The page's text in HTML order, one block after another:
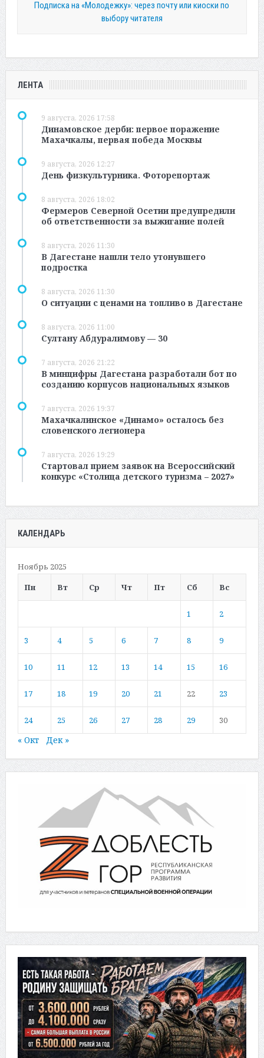
Подписка на «Молодежку»: через почту или киоски по
выбору читателя
ЛЕНТА
9 августа, 2026 17:58
Динамовское дерби: первое поражение
Махачкалы, первая победа Москвы
9 августа, 2026 12:27
День физкультурника. Фоторепортаж
8 августа, 2026 18:02
Фермеров Северной Осетии предупредили
об ответственности за выжигание полей
8 августа, 2026 11:30
В Дагестане нашли тело утонувшего
подростка
8 августа, 2026 11:30
О ситуации с ценами на топливо в Дагестане
8 августа, 2026 11:00
Султану Абдуралимову — 30
7 августа, 2026 21:22
В минцифры Дагестана разработали бот по
созданию корпусов национальных языков
7 августа, 2026 19:37
Махачкалинское «Динамо» осталось без
словенского легионера
7 августа, 2026 19:29
Стартовал прием заявок на Всероссийский
конкурс «Столица детского туризма – 2027»
КАЛЕНДАРЬ
Ноябрь 2025
Пн
Вт Ср Чт Пт Сб Вс
1 2
3 4 5 6 7 8 9
10 11 12 13 14 15 16
17 18 19 20 21 22 23
24 25 26 27 28 29 30
« Окт Дек »